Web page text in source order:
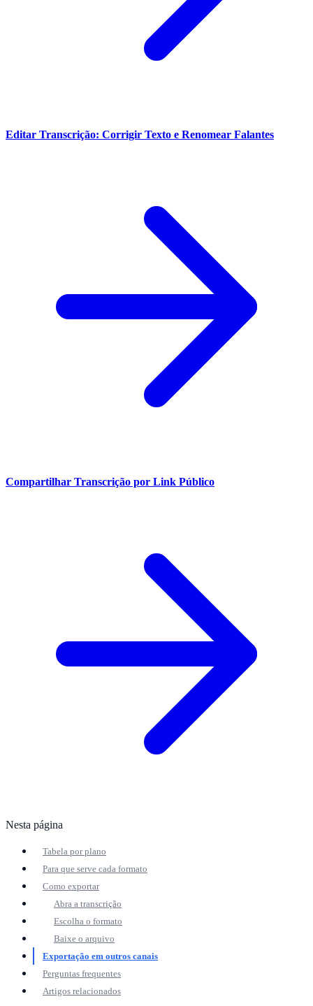
Editar Transcrição: Corrigir Texto e Renomear Falantes
Compartilhar Transcrição por Link Público
Nesta página
Tabela por plano
Para que serve cada formato
Como exportar
Abra a transcrição
Escolha o formato
Baixe o arquivo
Exportação em outros canais
Perguntas frequentes
Artigos relacionados